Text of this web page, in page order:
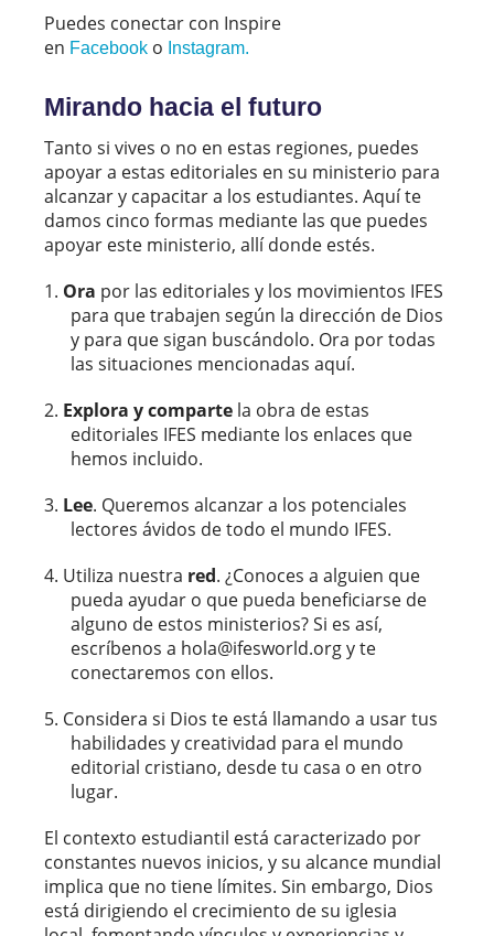
Puedes conectar con Inspire
en Facebook o Instagram.
Mirando hacia el futuro
Tanto si vives o no en estas regiones, puedes
apoyar a estas editoriales en su ministerio para
alcanzar y capacitar a los estudiantes. Aquí te
damos cinco formas mediante las que puedes
apoyar este ministerio, allí donde estés.
Ora por las editoriales y los movimientos IFES
para que trabajen según la dirección de Dios
y para que sigan buscándolo. Ora por todas
las situaciones mencionadas aquí.
Explora y comparte la obra de estas
editoriales IFES mediante los enlaces que
hemos incluido.
Lee. Queremos alcanzar a los potenciales
lectores ávidos de todo el mundo IFES.
Utiliza nuestra red. ¿Conoces a alguien que
pueda ayudar o que pueda beneficiarse de
alguno de estos ministerios? Si es así,
escríbenos a hola@ifesworld.org y te
conectaremos con ellos.
Considera si Dios te está llamando a usar tus
habilidades y creatividad para el mundo
editorial cristiano, desde tu casa o en otro
lugar.
El contexto estudiantil está caracterizado por
constantes nuevos inicios, y su alcance mundial
implica que no tiene límites. Sin embargo, Dios
está dirigiendo el crecimiento de su iglesia